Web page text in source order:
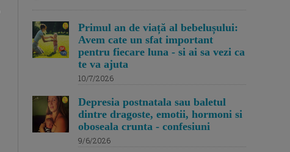
Primul an de viață al bebelușului:
Avem cate un sfat important
pentru fiecare luna - si ai sa vezi ca
te va ajuta
10/7/2026
Depresia postnatala sau baletul
dintre dragoste, emotii, hormoni si
oboseala crunta - confesiuni
9/6/2026